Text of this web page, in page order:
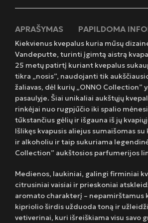
APRAŠYMAS PAPILDOMA
Kiekvienus kvepalus kuria mūsų
Vandeputte, turinti įgimtą aistrą
25 metų patirtį kuriant kvepalus
tikra „nosis”, naudojanti tik
žaliavas, dėl kurių „ONNO Collection”
pasaulyje. Šiai unikaliai aukštųjų
rinkėjai nuo rugpjūčio iki spalio
tūkstančius gėlių ir išgauna iš jų
Išlikęs kvapusis aliejus sumaišomas
ir alkoholiu ir taip sukuriama
Collection” aukštosios parfumerijos
Medienos, laukiniai, galingi firminiai
citrusiniai vaisiai ir prieskoniai
aromato charakterį – nepamirštamus
kipriolio širdis užduoda toną ir
vetiverinai, kuri išreiškiama visu savo